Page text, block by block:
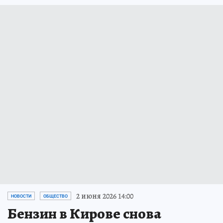
НОВОСТИ ОБЩЕСТВО 2 июня 2026 14:00
Бензин в Кирове снова